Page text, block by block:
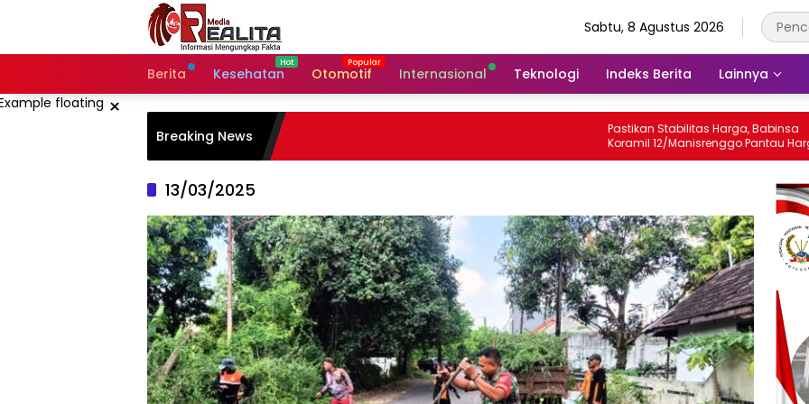
Sabtu, 8 Agustus 2026
Berita Kesehatan Otomotif Internasional Teknologi Indeks Berita Lainnya
×
Breaking News
Pastikan Stabilitas Harga, Babinsa
Koramil 12/Manisrenggo Pantau Harga
Sembako Di Pasar Klewer
13/03/2025